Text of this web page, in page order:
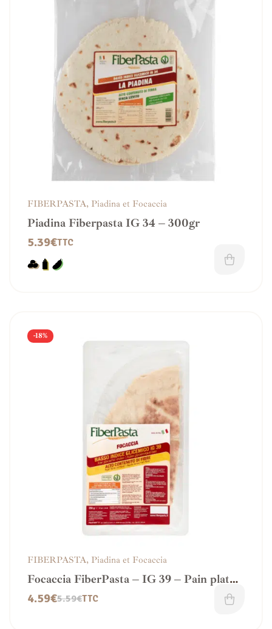
FIBERPASTA, Piadina et Focaccia
Piadina Fiberpasta IG 34 – 300gr
5.39€TTC
-18%
FIBERPASTA, Piadina et Focaccia
Focaccia FiberPasta – IG 39 – Pain plat
sain et gourmand
5.59€
4.59€ TTC